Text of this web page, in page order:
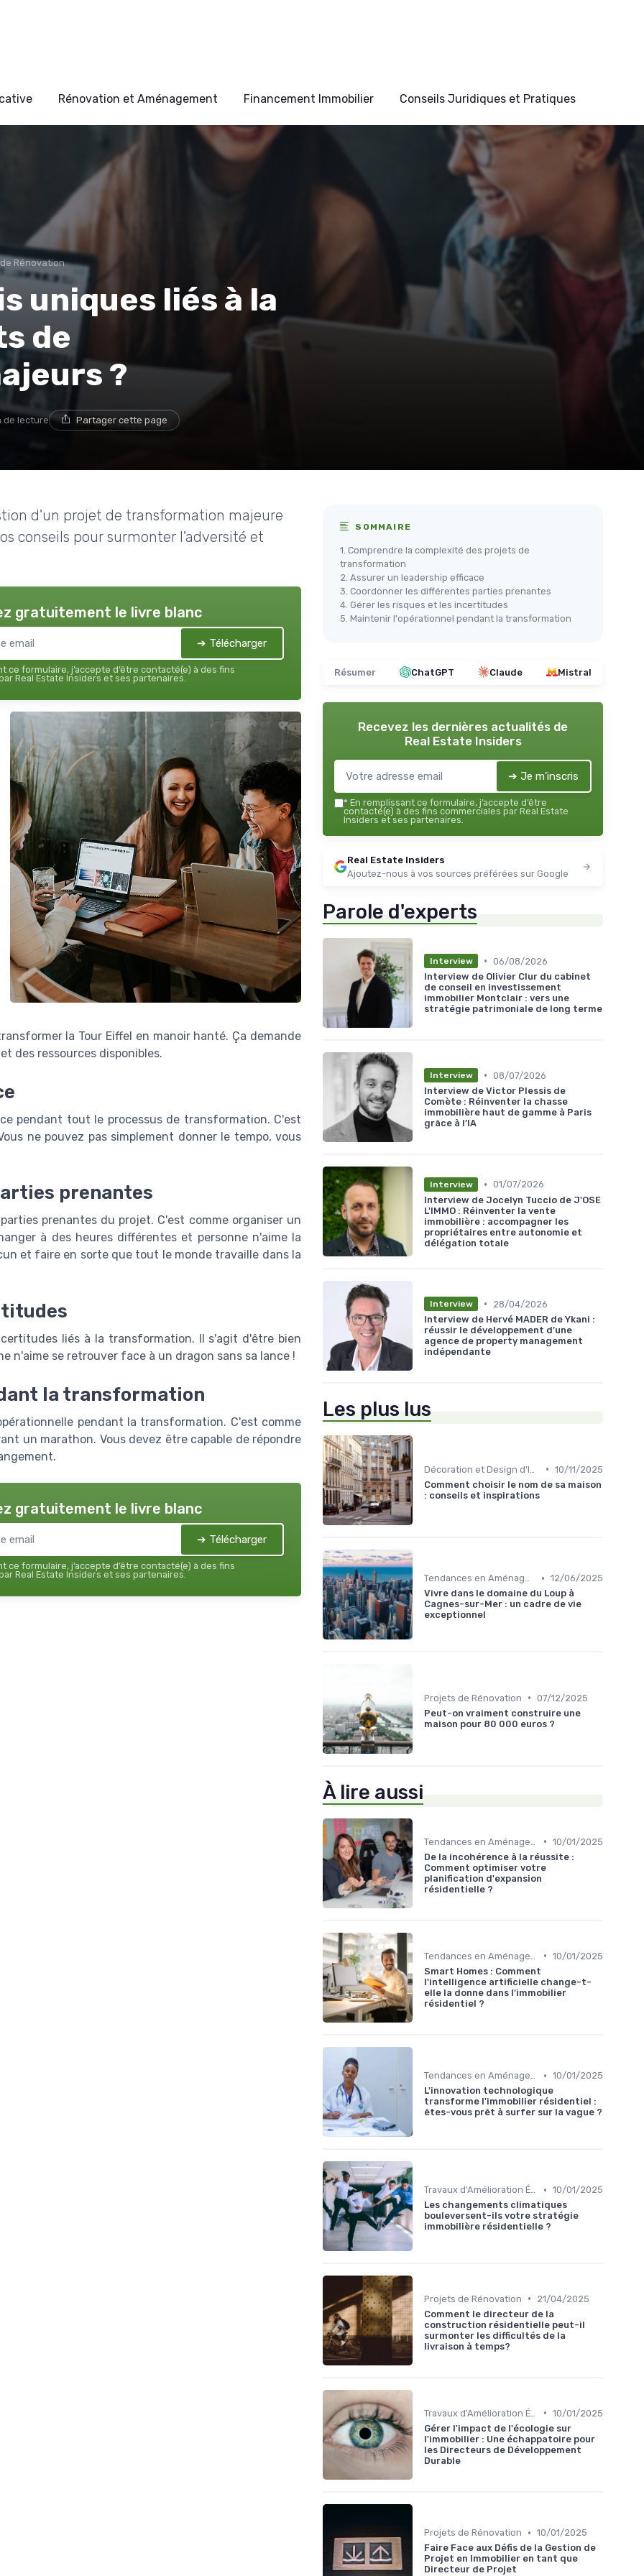
Rénovation et Aménagement Financement Immobilier Conseils Juridiques et Pratiques
Rénovation
uniques liés à la
de
?
de lecture Partager cette page
d'un projet de transformation majeure
conseils pour surmonter l'adversité et
gratuitement le livre blanc
➔ Télécharger
ce formulaire, j’accepte d’être contacté(e) à des fins
Real Estate Insiders et ses partenaires.
la Tour Eiffel en manoir hanté. Ça demande
des ressources disponibles.
pendant tout le processus de transformation. C'est
ne pouvez pas simplement donner le tempo, vous
prenantes
prenantes du projet. C'est comme organiser un
à des heures différentes et personne n'aime la
et faire en sorte que tout le monde travaille dans la
liés à la transformation. Il s'agit d'être bien
n'aime se retrouver face à un dragon sans sa lance !
la transformation
pendant la transformation. C'est comme
un marathon. Vous devez être capable de répondre
gratuitement le livre blanc
➔ Télécharger
ce formulaire, j’accepte d’être contacté(e) à des fins
Real Estate Insiders et ses partenaires.
SOMMAIRE
1. Comprendre la complexité des projets de
transformation
2. Assurer un leadership efficace
3. Coordonner les différentes parties prenantes
4. Gérer les risques et les incertitudes
5. Maintenir l'opérationnel pendant la transformation
Résumer ChatGPT Claude Mistral
Recevez les dernières actualités de
Real Estate Insiders
➔ Je m'inscris
* En remplissant ce formulaire, j’accepte d’être
contacté(e) à des fins commerciales par Real Estate
Insiders et ses partenaires.
Real Estate Insiders
Ajoutez-nous à vos sources préférées sur Google
Parole d'experts
Interview • 06/08/2026
Interview de Olivier Clur du cabinet
de conseil en investissement
immobilier Montclair : vers une
stratégie patrimoniale de long terme
Interview • 08/07/2026
Interview de Victor Plessis de
Comète : Réinventer la chasse
immobilière haut de gamme à Paris
grâce à l’IA
Interview • 01/07/2026
Interview de Jocelyn Tuccio de J'OSE
L'IMMO : Réinventer la vente
immobilière : accompagner les
propriétaires entre autonomie et
délégation totale
Interview •
28/04/2026
Interview de Hervé MADER de Ykani :
réussir le développement d’une
agence de property management
indépendante
Les plus lus
• 10/11/2025
Comment choisir le nom de sa maison
: conseils et inspirations
Tendances en Aménagement Domestique • 12/06/2025
Vivre dans le domaine du Loup à
Cagnes-sur-Mer : un cadre de vie
exceptionnel
Projets de Rénovation • 07/12/2025
Peut-on vraiment construire une
maison pour 80 000 euros ?
À lire aussi
• 10/01/2025
De la incohérence à la réussite :
Comment optimiser votre
planification d'expansion
résidentielle ?
• 10/01/2025
Smart Homes : Comment
l'intelligence artificielle change-t-
elle la donne dans l'immobilier
résidentiel ?
Tendances en Aménagement Domestique • 10/01/2025
L'innovation technologique
transforme l'immobilier résidentiel :
êtes-vous prêt à surfer sur la vague ?
Travaux d'Amélioration Énergétique • 10/01/2025
Les changements climatiques
bouleversent-ils votre stratégie
immobilière résidentielle ?
Projets de Rénovation •
21/04/2025
Comment le directeur de la
construction résidentielle peut-il
surmonter les difficultés de la
livraison à temps?
• 10/01/2025
Gérer l'impact de l'écologie sur
l'immobilier : Une échappatoire pour
les Directeurs de Développement
Durable
Projets de Rénovation • 10/01/2025
Faire Face aux Défis de la Gestion de
Projet en Immobilier en tant que
Directeur de Projet